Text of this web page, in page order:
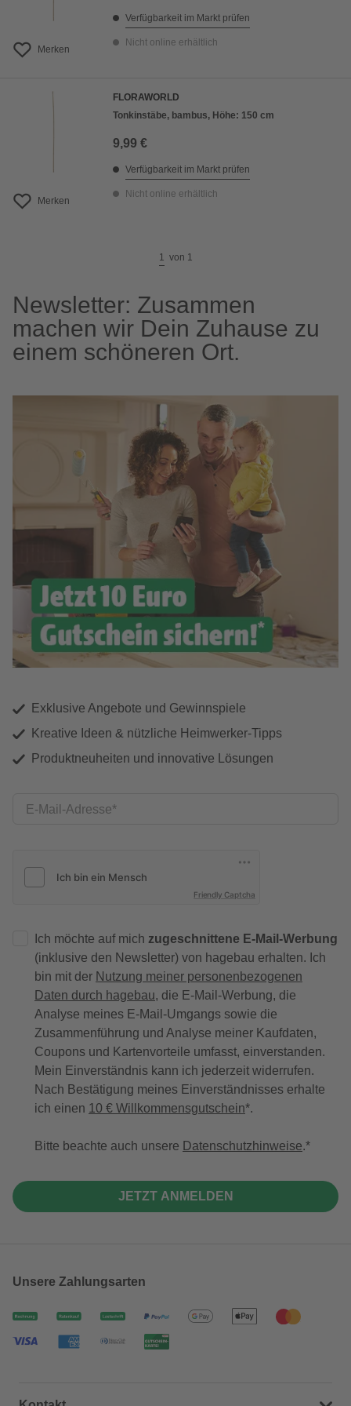
Merken
Verfügbarkeit im Markt prüfen
Nicht online erhältlich
Merken
FLORAWORLD
Tonkinstäbe, bambus, Höhe: 150 cm
9,99 €
Verfügbarkeit im Markt prüfen
Nicht online erhältlich
1 von 1
Newsletter: Zusammen
machen wir Dein Zuhause zu
einem schöneren Ort.
Exklusive Angebote und Gewinnspiele
Kreative Ideen & nützliche Heimwerker-Tipps
Produktneuheiten und innovative Lösungen
E-Mail-Adresse
Friendly Captcha
Ich möchte auf mich zugeschnittene E-Mail-Werbung
(inklusive den Newsletter) von hagebau erhalten. Ich
bin mit der Nutzung meiner personenbezogenen
Daten durch hagebau, die E-Mail-Werbung, die
Analyse meines E-Mail-Umgangs sowie die
Zusammenführung und Analyse meiner Kaufdaten,
Coupons und Kartenvorteile umfasst, einverstanden.
Mein Einverständnis kann ich jederzeit widerrufen.
Nach Bestätigung meines Einverständnisses erhalte
ich einen 10 € Willkommensgutschein*.
Bitte beachte auch unsere Datenschutzhinweise.
JETZT ANMELDEN
Unsere Zahlungsarten